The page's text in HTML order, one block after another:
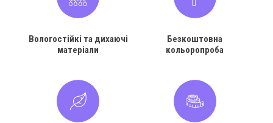
Вологостійкі та дихаючі
матеріали
Безкоштовна
кольоропроба